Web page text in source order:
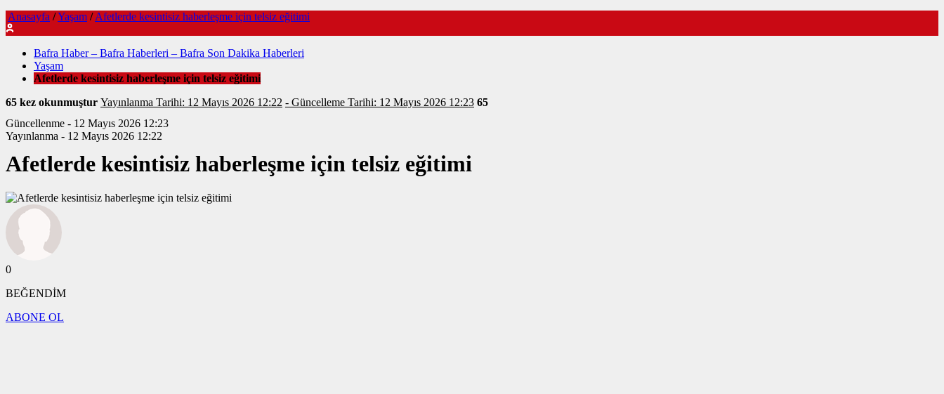
Anasayfa /Yaşam / Afetlerde kesintisiz haberleşme için telsiz eğitimi
Bafra Haber – Bafra Haberleri – Bafra Son Dakika Haberleri
Yaşam
Afetlerde kesintisiz haberleşme için telsiz eğitimi
65 kez okunmuştur Yayınlanma Tarihi: 12 Mayıs 2026 12:22 - Güncelleme Tarihi: 12 Mayıs 2026 12:23 65
Güncellenme - 12 Mayıs 2026 12:23
Yayınlanma - 12 Mayıs 2026 12:22
Afetlerde kesintisiz haberleşme için telsiz eğitimi
0
BEĞENDİM
ABONE OL